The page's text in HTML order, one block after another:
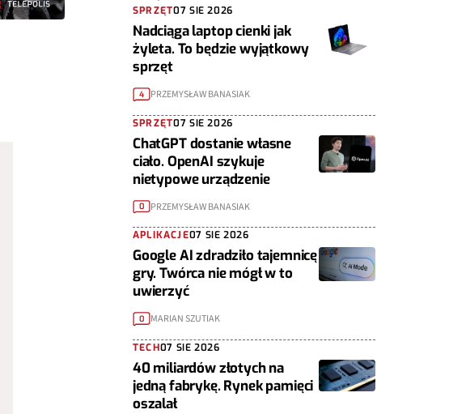
SPRZĘT07 SIE 2026
Nadciąga laptop cienki jak
żyleta. To będzie wyjątkowy
sprzęt
4 PRZEMYSŁAW BANASIAK
SPRZĘT07 SIE 2026
ChatGPT dostanie własne
ciało. OpenAI szykuje
nietypowe urządzenie
0 PRZEMYSŁAW BANASIAK
APLIKACJE07 SIE 2026
Google AI zdradziło tajemnicę
gry. Twórca nie mógł w to
uwierzyć
0 MARIAN SZUTIAK
TECH07 SIE 2026
40 miliardów złotych na
jedną fabrykę. Rynek pamięci
oszalał